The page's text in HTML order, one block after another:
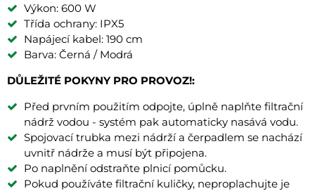
Výkon: 600 W
Třída ochrany: IPX5
Napájecí kabel: 190 cm
Barva: Černá / Modrá
DŮLEŽITÉ POKYNY PRO PROVOZ!:
Před prvním použitím odpojte, úplně naplňte filtrační
nádrž vodou - systém pak automaticky nasává vodu.
Spojovací trubka mezi nádrží a čerpadlem se nachází
uvnitř nádrže a musí být připojena.
Po naplnění odstraňte plnicí pomůcku.
Pokud používáte filtrační kuličky, neproplachujte je